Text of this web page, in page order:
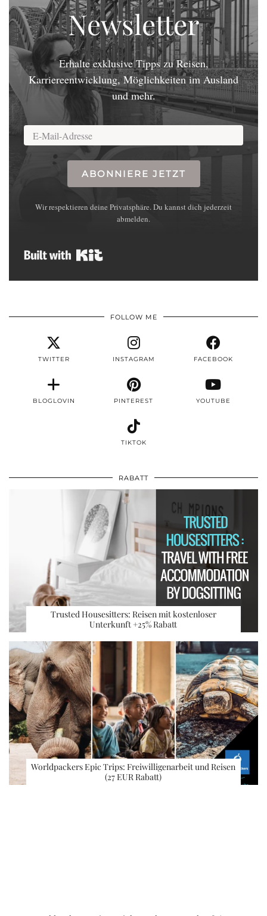
Newsletter
Erhalte exklusive Tipps zu Reisen,
Karriereentwicklung, Möglichkeiten im Ausland
und mehr.
ABONNIERE JETZT
Wir respektieren deine Privatsphäre. Du kannst dich jederzeit
abmelden.
FOLLOW ME
TWITTER INSTAGRAM FACEBOOK
BLOGLOVIN PINTEREST YOUTUBE
TIKTOK
RABATT
Trusted Housesitters: Reisen mit kostenloser
Unterkunft +25% Rabatt
Worldpackers Epic Trips: Freiwilligenarbeit und Reisen
(27 EUR Rabatt)